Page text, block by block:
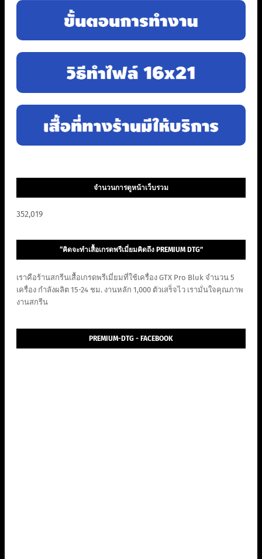
จำนวนการดูหน้าเว็บรวม
352,019
“คิดจะทำเสื้อเกรดพรีเมี่ยมคิดถึง PREMIUM DTG”
เราคือร้านสกรีนเสื้อเกรดพรีเมี่ยมที่ใช้เครื่อง GTX Pro Bluk จำนวน 5
เครื่อง กำลังผลิต 15-24 ชม. งานหลัก 1,000 ตัวเสร็จไว เรามั่นใจคุณภาพ
งานสกรีน
PREMIUM-DTG - FACEBOOK